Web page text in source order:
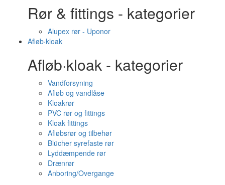
Rør & fittings - kategorier
Alupex rør - Uponor
Afløb·kloak
Afløb·kloak - kategorier
Vandforsyning
Afløb og vandlåse
Kloakrør
PVC rør og fittings
Kloak fittings
Afløbsrør og tilbehør
Blücher syrefaste rør
Lyddæmpende rør
Drænrør
Anboring/Overgange